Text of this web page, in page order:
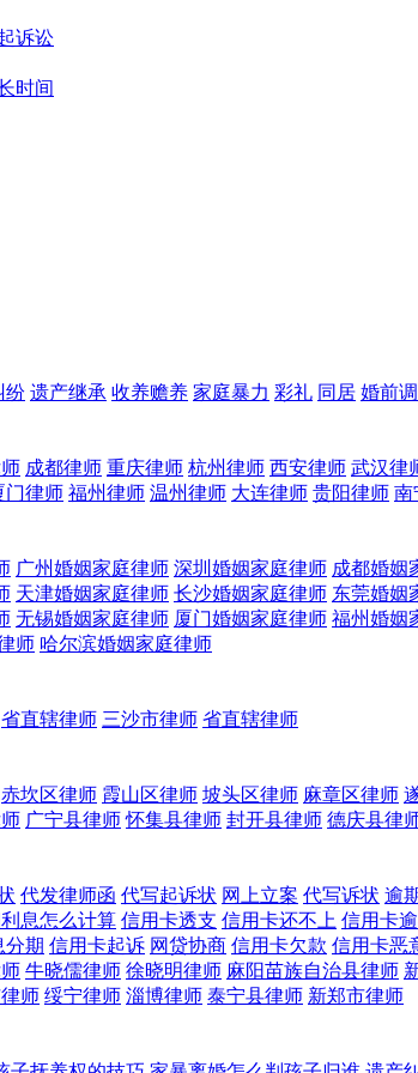
诉讼
时间
纷 遗产继承 收养赡养 家庭暴力 彩礼 同居 婚前
成都律师 重庆律师 杭州律师 西安律师 武汉律
门律师 福州律师 温州律师 大连律师 贵阳律师 南
广州婚姻家庭律师 深圳婚姻家庭律师 成都婚姻
天津婚姻家庭律师 长沙婚姻家庭律师 东莞婚姻
无锡婚姻家庭律师 厦门婚姻家庭律师 福州婚姻
师 哈尔滨婚姻家庭律师
省直辖律师 三沙市律师 省直辖律师
赤坎区律师 霞山区律师 坡头区律师 麻章区律师
广宁县律师 怀集县律师 封开县律师 德庆县律
代发律师函 代写起诉状 网上立案 代写诉状 逾
息怎么计算 信用卡透支 信用卡还不上 信用卡
分期 信用卡起诉 网贷协商 信用卡欠款 信用卡恶
牛晓儒律师 徐晓明律师 麻阳苗族自治县律师
师 绥宁律师 淄博律师 泰宁县律师 新郑市律师